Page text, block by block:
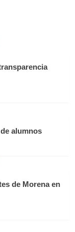
alumnos
de Morena en